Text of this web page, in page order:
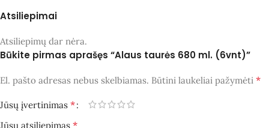
Atsiliepimai
Atsiliepimų dar nėra.
Būkite pirmas aprašęs “Alaus taurės 680 ml. (6vnt)”
El. pašto adresas nebus skelbiamas. Būtini laukeliai pažymėti *
Jūsų įvertinimas *
Jūsų atsiliepimas *